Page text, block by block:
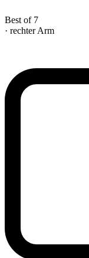
Best of 7
· rechter Arm